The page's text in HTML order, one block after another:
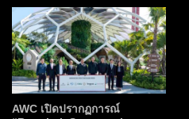
ของกรุงเทพมหานคร นี่คือการก
ลับมาอย่างยิ่งใหญ่ของ The
Matcha Party 2.0 ที่...
AWC เปิดปรากฏการณ์